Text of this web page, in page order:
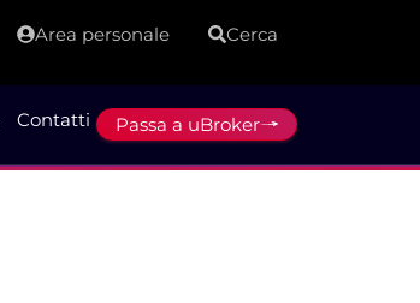
Area personale Cerca
Contatti Passa a uBroker